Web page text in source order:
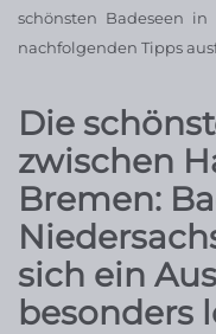
schönsten Badeseen
nachfolgenden Tipps
Die
zwischen
Bremen:
sich ein
besonders